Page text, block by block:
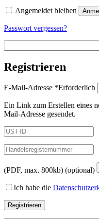
Angemeldet bleiben
Passwort vergessen?
Registrieren
E-Mail-Adresse *Erforderlich
Ein Link zum Erstellen eines
Mail-Adresse gesendet.
(PDF, max. 800kb) (optional)
Ich habe die
Registrieren